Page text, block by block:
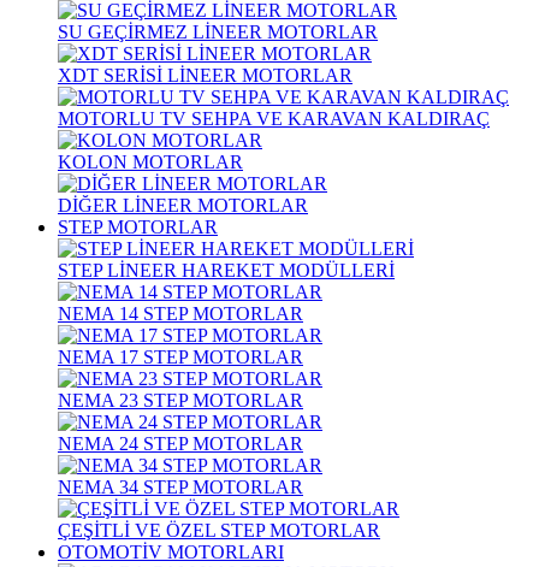
SU GEÇİRMEZ LİNEER MOTORLAR
XDT SERİSİ LİNEER MOTORLAR
MOTORLU TV SEHPA VE KARAVAN KALDIRAÇ
KOLON MOTORLAR
DİĞER LİNEER MOTORLAR
STEP MOTORLAR
STEP LİNEER HAREKET MODÜLLERİ
NEMA 14 STEP MOTORLAR
NEMA 17 STEP MOTORLAR
NEMA 23 STEP MOTORLAR
NEMA 24 STEP MOTORLAR
NEMA 34 STEP MOTORLAR
ÇEŞİTLİ VE ÖZEL STEP MOTORLAR
OTOMOTİV MOTORLARI